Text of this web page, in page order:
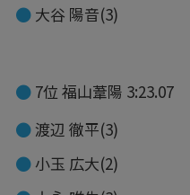
大谷 陽音(3)
7位 福山葦陽 3:23.07
渡辺 徹平(3)
小玉 広大(2)